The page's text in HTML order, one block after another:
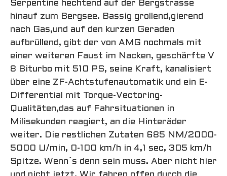
Serpentine hechtend auf der Bergstrasse
hinauf zum Bergsee. Bassig grollend,gierend
nach Gas,und auf den kurzen Geraden
aufbrüllend, gibt der von AMG nochmals mit
einer weiteren Faust im Nacken, geschärfte V
8 Biturbo mit 510 PS, seine Kraft, kanalisiert
über eine ZF-Achtstufenautomatik und ein E-
Differential mit Torque-Vectoring-
Qualitäten,das auf Fahrsituationen in
Milisekunden reagiert, an die Hinteräder
weiter. Die restlichen Zutaten 685 NM/2000-
5000 U/min, 0-100 km/h in 4,1 sec, 305 km/h
Spitze. Wenn´s denn sein muss. Aber nicht hier